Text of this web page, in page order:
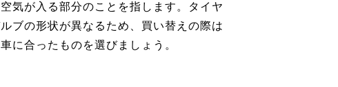
気が入る部分のことを指します。タイヤ
ブの形状が異なるため、買い替えの際は
に合ったものを選びましょう。